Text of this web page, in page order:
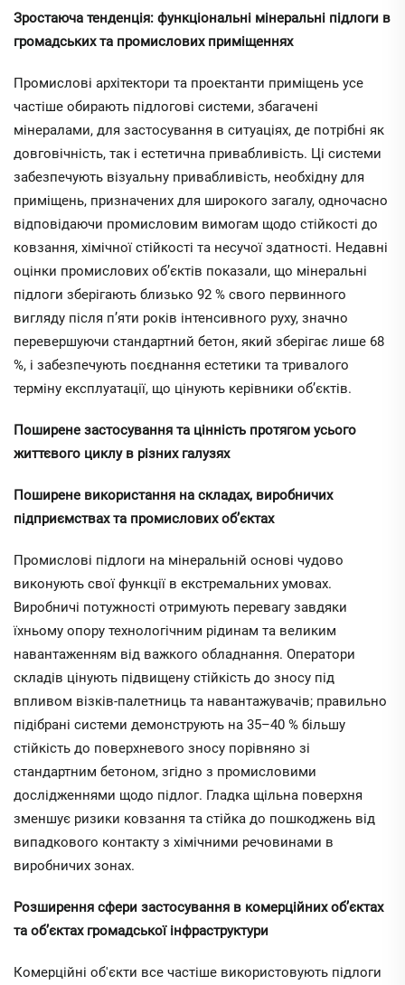
Зростаюча тенденція: функціональні мінеральні підлоги в
громадських та промислових приміщеннях
Промислові архітектори та проектанти приміщень усе
частіше обирають підлогові системи, збагачені
мінералами, для застосування в ситуаціях, де потрібні як
довговічність, так і естетична привабливість. Ці системи
забезпечують візуальну привабливість, необхідну для
приміщень, призначених для широкого загалу, одночасно
відповідаючи промисловим вимогам щодо стійкості до
ковзання, хімічної стійкості та несучої здатності. Недавні
оцінки промислових об’єктів показали, що мінеральні
підлоги зберігають близько 92 % свого первинного
вигляду після п’яти років інтенсивного руху, значно
перевершуючи стандартний бетон, який зберігає лише 68
%, і забезпечують поєднання естетики та тривалого
терміну експлуатації, що цінують керівники об’єктів.
Поширене застосування та цінність протягом усього
життєвого циклу в різних галузях
Поширене використання на складах, виробничих
підприємствах та промислових об’єктах
Промислові підлоги на мінеральній основі чудово
виконують свої функції в екстремальних умовах.
Виробничі потужності отримують перевагу завдяки
їхньому опору технологічним рідинам та великим
навантаженням від важкого обладнання. Оператори
складів цінують підвищену стійкість до зносу під
впливом візків-палетниць та навантажувачів; правильно
підібрані системи демонструють на 35–40 % більшу
стійкість до поверхневого зносу порівняно зі
стандартним бетоном, згідно з промисловими
дослідженнями щодо підлог. Гладка щільна поверхня
зменшує ризики ковзання та стійка до пошкоджень від
випадкового контакту з хімічними речовинами в
виробничих зонах.
Розширення сфери застосування в комерційних об’єктах
та об’єктах громадської інфраструктури
Комерційні об'єкти все частіше використовують підлоги